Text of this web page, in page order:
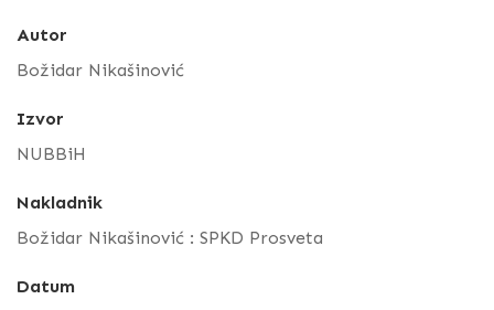
Autor
Božidar Nikašinović
Izvor
NUBBiH
Nakladnik
Božidar Nikašinović : SPKD Prosveta
Datum